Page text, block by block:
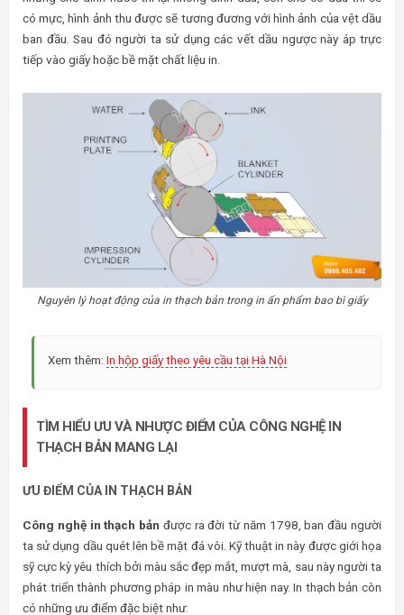
có mực, hình ảnh thu được sẽ tương đương với hình ảnh của vệt dầu
ban đầu. Sau đó người ta sử dụng các vết dầu ngược này áp trực
tiếp vào giấy hoặc bề mặt chất liệu in.
Nguyên lý hoạt động của in thạch bản trong in ấn phẩm bao bì giấy
Xem thêm: In hộp giấy theo yêu cầu tại Hà Nội
TÌM HIỂU ƯU VÀ NHƯỢC ĐIỂM CỦA CÔNG NGHỆ IN
THẠCH BẢN MANG LẠI
ƯU ĐIỂM CỦA IN THẠCH BẢN
Công nghệ in thạch bản được ra đời từ năm 1798, ban đầu người
ta sử dụng dầu quét lên bề mặt đá vôi. Kỹ thuật in này được giới họa
sỹ cực kỳ yêu thích bởi màu sắc đẹp mắt, mượt mà, sau này người ta
phát triển thành phương pháp in màu như hiện nay. In thạch bản còn
có những ưu điểm đặc biệt như: